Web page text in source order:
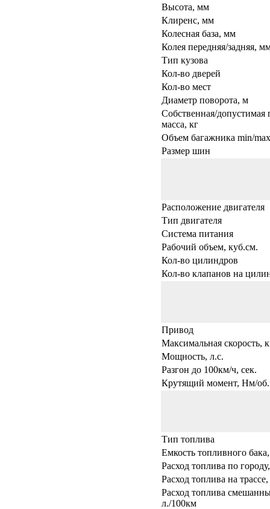
Высота, мм
Клиренс, мм
Колесная база, мм
Колея передняя/задняя,
Тип кузова
Кол-во дверей
Кол-во мест
Диаметр поворота, м
Собственная/допустимая
масса, кг
Объем багажника min/
Размер шин
Расположение двигателя
Тип двигателя
Система питания
Рабочий объем, куб.см.
Кол-во цилиндров
Кол-во клапанов на
Привод
Максимальная скорость,
Мощность, л.с.
Разгон до 100км/ч, сек.
Крутящий момент, Нм/
Тип топлива
Емкость топливного
Расход топлива по
Расход топлива на
Расход топлива
л./100км